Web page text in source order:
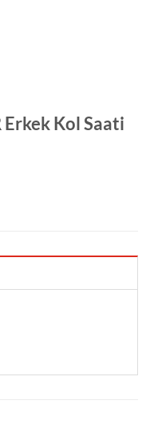
Kol Saati